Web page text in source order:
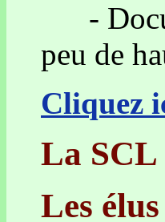
-
peu de
Cliquez
La SCL
Les